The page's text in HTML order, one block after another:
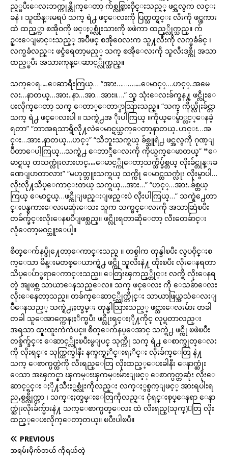
ည့္ၿပီးေလးဘက္ကုန္လိုက္ေတာ့ က်စ္လစ္ထြားဝိုင္းသည့္ ဖင္အလွက လင္း
ခနဲ ၊ သူထိန္းမရပဲ သက္ ရဲ႕ ဖင္ေလးကို ပြတ္သတ္ရင္း လီးကို ဖင္ၾကား
ထဲ ထည့္ကာ စအိုဝကို ဖင္ႏွစ္လုံးသားကို ၿဖဲကာ ထည့္လိုက္သည္။ က်
ဥ္းေျမာင္းသည့္ အပ်ိဳဖင္ စအိုဝေလးက သူ႔လီးကို လက္မခံခ်င္ ၊
လက္မခံလည္း ဖင္ခံရေတာ့မည့္ သက္ စအိုေလးကို သူလီးဒစ္ကို အသာ
ထည့္ၿပီး အသားကုန္ေဆာင့္လိုက္သည္။
သက္ေရ…ေဆာရီးကြယ္… “အား…………ေမာင့္….ဟင့္..အမေ
လး…နာတယ္…အား..နာ…အာ…အား။….” သူ သုံးေလးခ်က္ခန႔္ ဖင္လိုးေ
ပးလိုက္ေတာ့ သက္ ေတာ္ေတာ္နာသြားသည္။ “သက္ ကိုယ္လိုးခ်င္တာ
သက္ ရဲ႕ ဖင္ေလးပါ ။ သက္ရဲ႕အ ိုးပါကြယ္ ။ကိုယ္ေမွ်ာ္လင့္ေနခဲ့
ရတာ” “ဘာအရသာရွိလို႔လဲေမာင္ရယ္သက္ေတာ့နာတယ္..ဟင္း…အ
င္း…အား..နာတယ္…ဟင့္” “သိဘူးသက္ရယ္ ခ်စ္သူရဲ႕ ဖင္အလွကို ဂုဏ္ျ
ပဳတာေပါ့ကြယ္…သက္ရဲ႕ ေဘာ္ဒီေလးကို ကိုယ္မက္ေမာတယ္” “ေ
မာင္ရယ္ တသက္လုံးလားဟင္…ေမာင့္ကိုေတာ့သက္သိပ္ခ်စ္တယ္ လိုးခ်င္တုန္းခ
ဏေျပာတာလား” “မဟုတ္ဘူးသက္ရယ္ သက္ကို ေမာင္တသက္လုံး လိုးမွာပါ…
လိုးလို႔သိပ္ေကာင္းတယ္ သက္ရယ္…အား…” “ဟင့္…အား..ခ်စ္တယ္
ကြယ္ ေမာင္ရယ္…ဖင္ကိုျဖည္းျဖည္းပဲ လိုးပါကြယ္…” သက္ရဲ႕ေတာ
င္းပန္စကားေလးမဆုံးေသး သူက သက္ဖင္ေလးကို အသာဆြဲၿပီး
တခ်က္ခ်င္းလိုးေနၿပီျဖစ္သည္။ ဖင္လိုးရတာဆိုေတာ့ လီးတေခ်ာင္း
လုံေတာ့မဝင္ဘူးေပါ့။
စိတ္ေက်နပ္ဖို႔ေတာ့ေကာင္းသည္ ။ တစ္ခါက တုန္ခါၿပီး လွပဝိုင္းစ
က္ေသာ မိန္းမတစ္ေယာက္ရဲ႕ ဖင္ကို သူလီးနဲ႔ ထိုးၿပီး လိုးေနရတာ
သိပ္ေပ်ာ္စရာေကာင္းသည္။ ေတြးၾကည့္တိုင္း လက္ရွိ လိုးေနရ
တဲ့ အျဖစ္က သာယာေနသည္ေလ။ သက္ ဖင္ေလး ကို ေသခ်ာေလး
လိုးေနေတာ့သည္။ တခ်က္ေဆာင့္လိုက္တိုင္း သာယာဖြယ္အသံေလးျ
ပဳေနသည့္ သက္ရဲ႕ႏႈတ္ခမ္း တုန္ခါသြားသည့္ ဖင္သားေလးမ်ား တခါ
တခါ သူေအာက္ကေနႏႈိက္ၿပီး ဖင္လိုးရင္းႏို႔ကိုင္ လုပ္ရတာလည္း
အရသာ ထူးထူးကဲကဲပင္။ စိတ္ေက်နပ္ေအာင္ သက္ရဲ႕ ဖင္ကို ၿဖဲၿပီး
တစ္ခ်က္ခ်င္း ေဆာင့္လိုးၿပီးမွျပင္ သုက္ကို သက္ ရဲ႕ ေစာက္ဖုတ္ေလး
ကို လိုးရင္း သုက္ထြက္ခါနီး နက္နက္ရႈိင္းရႈိင္း လိုးခ်က္ေတြ နဲ႔
သက္ ေစာက္ပတ္ထဲကို လီးရည္ေတြ လိုးထည့္ေပးခါနီး ေနာက္ဆုံး
ေသာ အၾကင္နာ ၾကမ္းၾကမ္းမ်ားျဖင့္ ေစာက္ပတ္တဆုံး လိုးေ
ဆာင့္ရင္း ႏို႔သီးႏွစ္လုံးကိုလည္း လက္ႏွစ္ဖက္ျဖင့္ အားရပါးရ
ညႇစ္ပစ္လိုက္ကာ ၊ သက္ႏႈတ္ခမ္းေတြကိုလည္း ငုံရင္းစုပ္ေနရာ ေနာ
က္ဆုံးလိုးခ်က္မ်ားနဲ႔ သက္ေစာက္ပတ္ေလး ထဲ လီးရည္(သုက္)ေတြ လိုး
ထည့္ေပးလိုက္ေတာ့တယ္။ ၿပီးပါၿပီ။
PREVIOUS
အရမ်းမိုက်တယ် ကိုရယ်တဲ့